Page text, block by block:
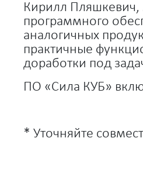
Кирилл
программного
аналогичных
практичные
доработки под
ПО «Сила КУБ»
* Уточняйте